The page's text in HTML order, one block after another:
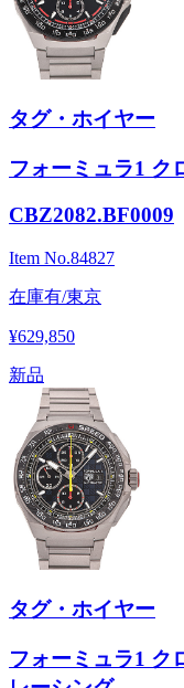
タグ・ホイヤー
フォーミュラ1 ク
CBZ2082.BF0009
Item No.84827
在庫有/東京
¥629,850
新品
タグ・ホイヤー
フォーミュラ1 ク